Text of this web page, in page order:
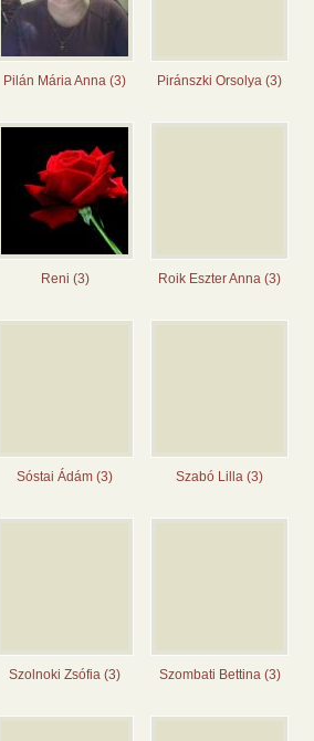
Pilán Mária Anna (3) Piránszki Orsolya (3)
Reni (3) Roik Eszter Anna (3)
Sóstai Ádám (3) Szabó Lilla (3)
Szolnoki Zsófia (3) Szombati Bettina (3)